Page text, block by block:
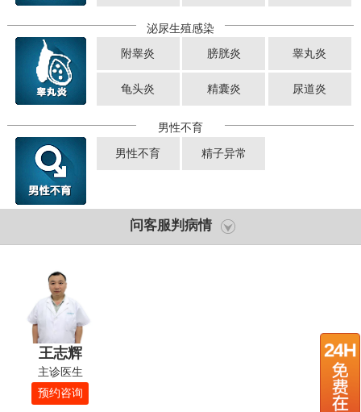
泌尿生殖感染
附睾炎 膀胱炎 睾丸炎
龟头炎 精囊炎 尿道炎
男性不育
男性不育 精子异常
问客服判病情
王志辉
主诊医生
预约咨询